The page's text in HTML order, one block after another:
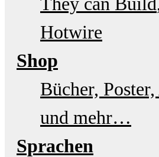
Hotwire
Shop
Bücher,
und mehr…
Sprachen